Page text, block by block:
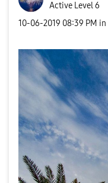
Active Level 6
‎10-06-2019 08:39 PM in